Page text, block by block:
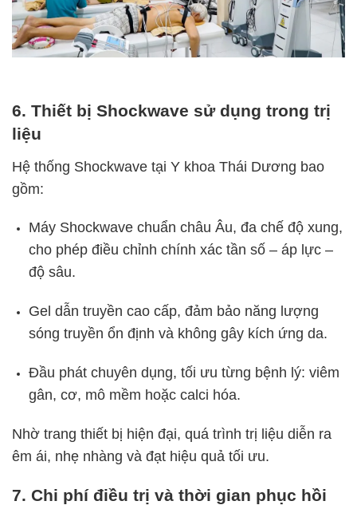
6. Thiết bị Shockwave sử dụng trong trị
liệu
Hệ thống Shockwave tại Y khoa Thái Dương bao
gồm:
Máy Shockwave chuẩn châu Âu, đa chế độ xung,
cho phép điều chỉnh chính xác tần số – áp lực –
độ sâu.
Gel dẫn truyền cao cấp, đảm bảo năng lượng
sóng truyền ổn định và không gây kích ứng da.
Đầu phát chuyên dụng, tối ưu từng bệnh lý: viêm
gân, cơ, mô mềm hoặc calci hóa.
Nhờ trang thiết bị hiện đại, quá trình trị liệu diễn ra
êm ái, nhẹ nhàng và đạt hiệu quả tối ưu.
7. Chi phí điều trị và thời gian phục hồi